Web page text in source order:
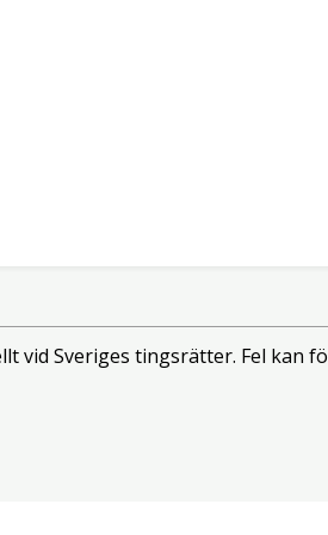
vid Sveriges tingsrätter. Fel kan